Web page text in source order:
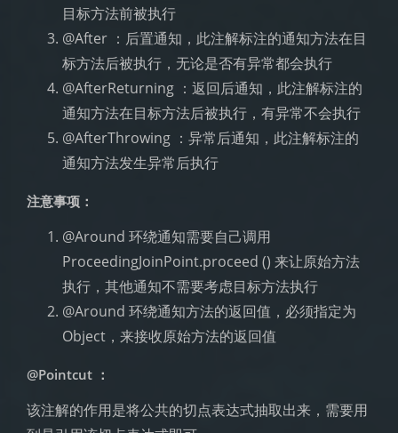
目标方法前被执行
@After ：后置通知，此注解标注的通知方法在目
标方法后被执行，无论是否有异常都会执行
@AfterReturning ：返回后通知，此注解标注的
通知方法在目标方法后被执行，有异常不会执行
@AfterThrowing ：异常后通知，此注解标注的
通知方法发生异常后执行
注意事项：
@Around 环绕通知需要自己调用
ProceedingJoinPoint.proceed () 来让原始方法
执行，其他通知不需要考虑目标方法执行
@Around 环绕通知方法的返回值，必须指定为
Object，来接收原始方法的返回值
@Pointcut ：
该注解的作用是将公共的切点表达式抽取出来，需要用